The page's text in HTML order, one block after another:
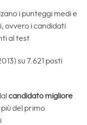
i punteggi medi e
ovvero i candidati
al test
su 7.621 posti
candidato migliore
del primo